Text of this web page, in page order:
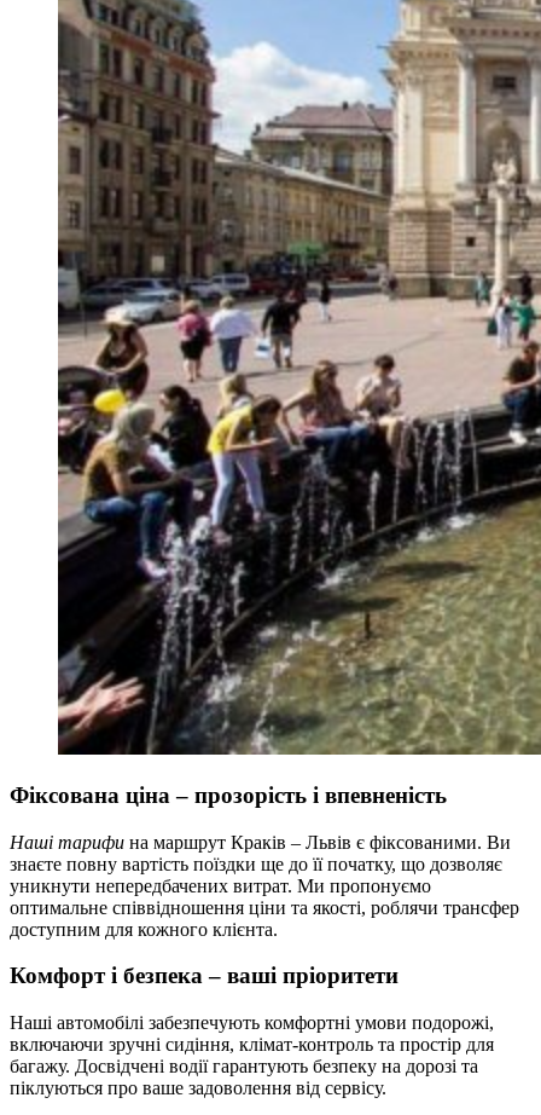
Фіксована ціна – прозорість і впевненість
Наші тарифи на маршрут Краків – Львів є фіксованими. Ви
знаєте повну вартість поїздки ще до її початку, що дозволяє
уникнути непередбачених витрат. Ми пропонуємо
оптимальне співвідношення ціни та якості, роблячи трансфер
доступним для кожного клієнта.
Комфорт і безпека – ваші пріоритети
Наші автомобілі забезпечують комфортні умови подорожі,
включаючи зручні сидіння, клімат-контроль та простір для
багажу. Досвідчені водії гарантують безпеку на дорозі та
піклуються про ваше задоволення від сервісу.